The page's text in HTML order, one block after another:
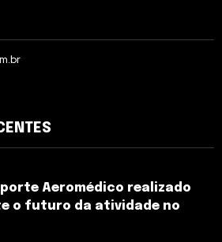
Aeromédico realizado
o futuro da atividade no